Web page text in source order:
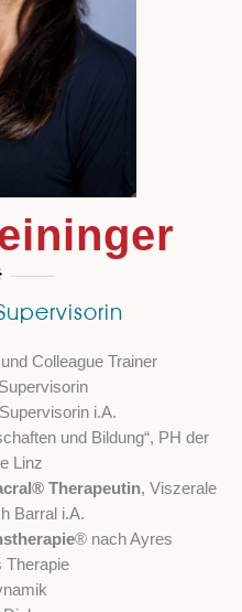
Colleague Trainer
i.A.
und Bildung“, PH der
Linz
Therapeutin, Viszerale
Barral i.A.
® nach Ayres
Therapie